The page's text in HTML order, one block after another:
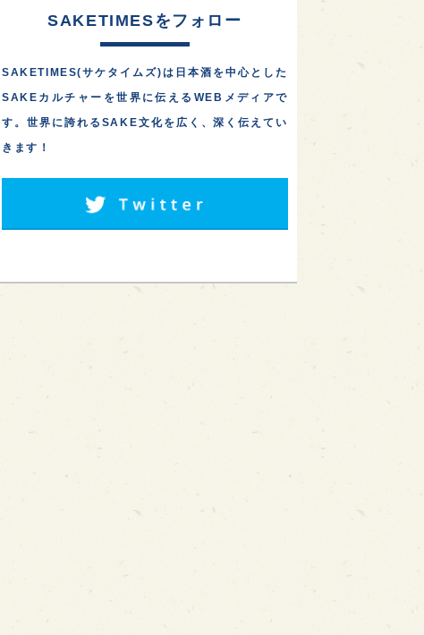
SAKETIMESをフォロー
SAKETIMES(サケタイムズ)は日本酒を中心とした
SAKEカルチャーを世界に伝えるWEBメディアで
す。世界に誇れるSAKE文化を広く、深く伝えてい
きます！